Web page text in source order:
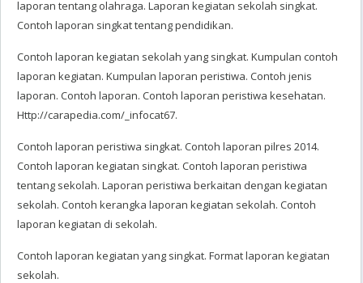
laporan tentang olahraga. Laporan kegiatan sekolah singkat.
Contoh laporan singkat tentang pendidikan.
Contoh laporan kegiatan sekolah yang singkat. Kumpulan contoh
laporan kegiatan. Kumpulan laporan peristiwa. Contoh jenis
laporan. Contoh laporan. Contoh laporan peristiwa kesehatan.
Http://carapedia.com/_infocat67.
Contoh laporan peristiwa singkat. Contoh laporan pilres 2014.
Contoh laporan kegiatan singkat. Contoh laporan peristiwa
tentang sekolah. Laporan peristiwa berkaitan dengan kegiatan
sekolah. Contoh kerangka laporan kegiatan sekolah. Contoh
laporan kegiatan di sekolah.
Contoh laporan kegiatan yang singkat. Format laporan kegiatan
sekolah.